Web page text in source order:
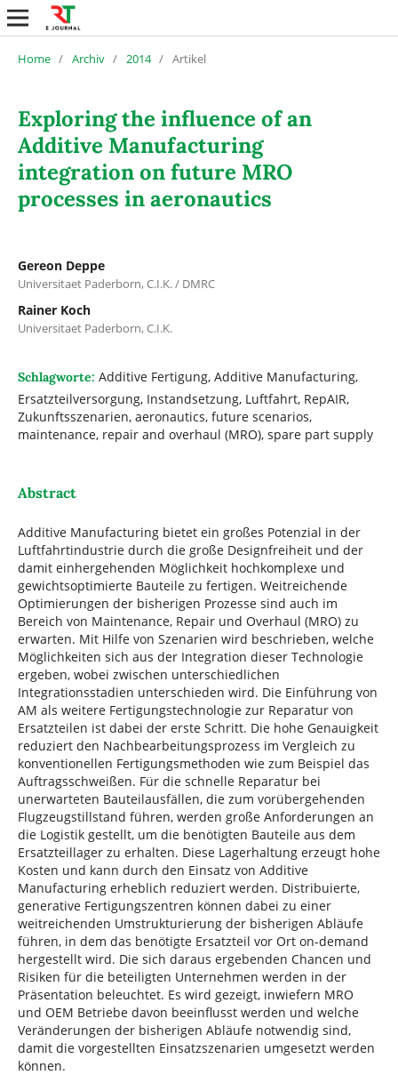
Home / Archiv / 2014 / Artikel
Exploring the influence of an
Additive Manufacturing
integration on future MRO
processes in aeronautics
Gereon Deppe
Universitaet Paderborn, C.I.K. / DMRC
Rainer Koch
Universitaet Paderborn, C.I.K.
Schlagworte: Additive Fertigung, Additive Manufacturing,
Ersatzteilversorgung, Instandsetzung, Luftfahrt, RepAIR,
Zukunftsszenarien, aeronautics, future scenarios,
maintenance, repair and overhaul (MRO), spare part supply
Abstract
Additive Manufacturing bietet ein großes Potenzial in der
Luftfahrtindustrie durch die große Designfreiheit und der
damit einhergehenden Möglichkeit hochkomplexe und
gewichtsoptimierte Bauteile zu fertigen. Weitreichende
Optimierungen der bisherigen Prozesse sind auch im
Bereich von Maintenance, Repair und Overhaul (MRO) zu
erwarten. Mit Hilfe von Szenarien wird beschrieben, welche
Möglichkeiten sich aus der Integration dieser Technologie
ergeben, wobei zwischen unterschiedlichen
Integrationsstadien unterschieden wird. Die Einführung von
AM als weitere Fertigungstechnologie zur Reparatur von
Ersatzteilen ist dabei der erste Schritt. Die hohe Genauigkeit
reduziert den Nachbearbeitungsprozess im Vergleich zu
konventionellen Fertigungsmethoden wie zum Beispiel das
Auftragsschweißen. Für die schnelle Reparatur bei
unerwarteten Bauteilausfällen, die zum vorübergehenden
Flugzeugstillstand führen, werden große Anforderungen an
die Logistik gestellt, um die benötigten Bauteile aus dem
Ersatzteillager zu erhalten. Diese Lagerhaltung erzeugt hohe
Kosten und kann durch den Einsatz von Additive
Manufacturing erheblich reduziert werden. Distribuierte,
generative Fertigungszentren können dabei zu einer
weitreichenden Umstrukturierung der bisherigen Abläufe
führen, in dem das benötigte Ersatzteil vor Ort on-demand
hergestellt wird. Die sich daraus ergebenden Chancen und
Risiken für die beteiligten Unternehmen werden in der
Präsentation beleuchtet. Es wird gezeigt, inwiefern MRO
und OEM Betriebe davon beeinflusst werden und welche
Veränderungen der bisherigen Abläufe notwendig sind,
damit die vorgestellten Einsatzszenarien umgesetzt werden
können.